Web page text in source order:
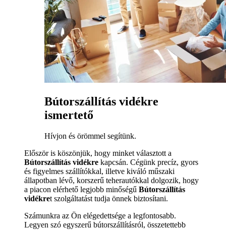
Bútorszállítás vidékre
ismertető
Hívjon és örömmel segítünk.
Először is köszönjük, hogy minket választott a
Bútorszállítás vidékre kapcsán. Cégünk precíz, gyors
és figyelmes szállítókkal, illetve kiváló műszaki
állapotban lévő, korszerű teherautókkal dolgozik, hogy
a piacon elérhető legjobb minőségű Bútorszállítás
vidékret szolgáltatást tudja önnek biztosítani.
Számunkra az Ön elégedettsége a legfontosabb.
Legyen szó egyszerű bútorszállításról, összetettebb